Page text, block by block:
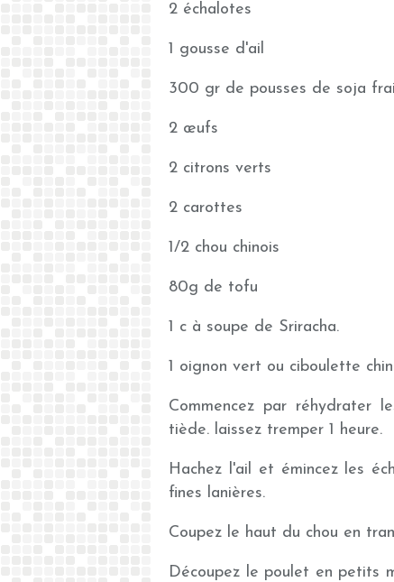
2 échalotes
1 gousse d'ail
300 gr de pousses de soja
2 œufs
2 citrons verts
2 carottes
1/2 chou chinois
80g de tofu
1 c à soupe de Sriracha.
1 oignon vert ou ciboulette
Commencez par réhydrater
tiède. laissez tremper 1 heure.
Hachez l'ail et émincez les
fines lanières.
Coupez le haut du chou en
Découpez le poulet en petits